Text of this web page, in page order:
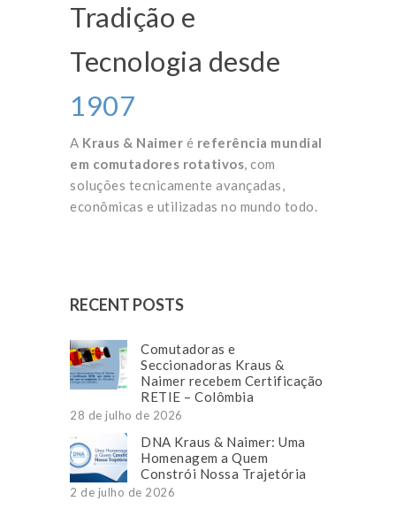
Tradição e
Tecnologia desde
1907
A Kraus & Naimer é referência mundial
em comutadores rotativos, com
soluções tecnicamente avançadas,
econômicas e utilizadas no mundo todo.
RECENT POSTS
Comutadoras e
Seccionadoras Kraus &
Naimer recebem Certificação
RETIE – Colômbia
28 de julho de 2026
DNA Kraus & Naimer: Uma
Homenagem a Quem
Constrói Nossa Trajetória
2 de julho de 2026